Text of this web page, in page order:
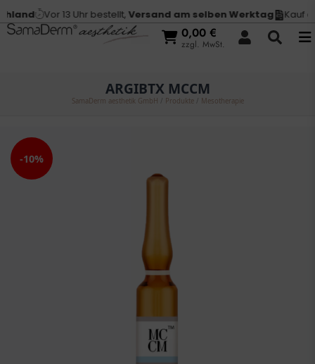
Vor 13 Uhr bestellt,Versand am selben Werktag Kauf
0,00 €
zzgl. MwSt.
ARGIBTX MCCM
SamaDerm aesthetik GmbH Produkte/ Mesotherapie
-10%